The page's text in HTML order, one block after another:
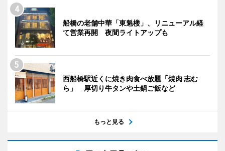
船橋の老舗中華「東魁楼」、リニューアル経
て営業再開 夜間ライトアップも
西船橋駅近くに焼き肉食べ放題「焼肉 志む
ら」 厚切り牛タンや土鍋ご飯など
もっと見る